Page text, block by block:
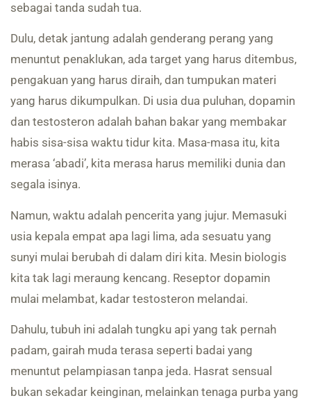
sebagai tanda sudah tua.
Dulu, detak jantung adalah genderang perang yang
menuntut penaklukan, ada target yang harus ditembus,
pengakuan yang harus diraih, dan tumpukan materi
yang harus dikumpulkan. Di usia dua puluhan, dopamin
dan testosteron adalah bahan bakar yang membakar
habis sisa-sisa waktu tidur kita. Masa-masa itu, kita
merasa ‘abadi’, kita merasa harus memiliki dunia dan
segala isinya.
Namun, waktu adalah pencerita yang jujur. Memasuki
usia kepala empat apa lagi lima, ada sesuatu yang
sunyi mulai berubah di dalam diri kita. Mesin biologis
kita tak lagi meraung kencang. Reseptor dopamin
mulai melambat, kadar testosteron melandai.
Dahulu, tubuh ini adalah tungku api yang tak pernah
padam, gairah muda terasa seperti badai yang
menuntut pelampiasan tanpa jeda. Hasrat sensual
bukan sekadar keinginan, melainkan tenaga purba yang